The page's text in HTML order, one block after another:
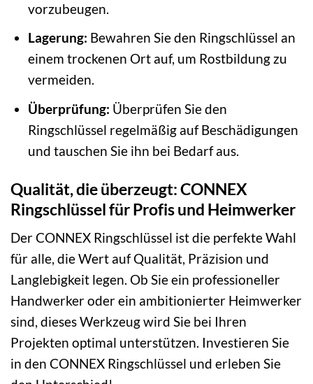
vorzubeugen.
Lagerung: Bewahren Sie den Ringschlüssel an
einem trockenen Ort auf, um Rostbildung zu
vermeiden.
Überprüfung: Überprüfen Sie den
Ringschlüssel regelmäßig auf Beschädigungen
und tauschen Sie ihn bei Bedarf aus.
Qualität, die überzeugt: CONNEX
Ringschlüssel für Profis und Heimwerker
Der CONNEX Ringschlüssel ist die perfekte Wahl
für alle, die Wert auf Qualität, Präzision und
Langlebigkeit legen. Ob Sie ein professioneller
Handwerker oder ein ambitionierter Heimwerker
sind, dieses Werkzeug wird Sie bei Ihren
Projekten optimal unterstützen. Investieren Sie
in den CONNEX Ringschlüssel und erleben Sie